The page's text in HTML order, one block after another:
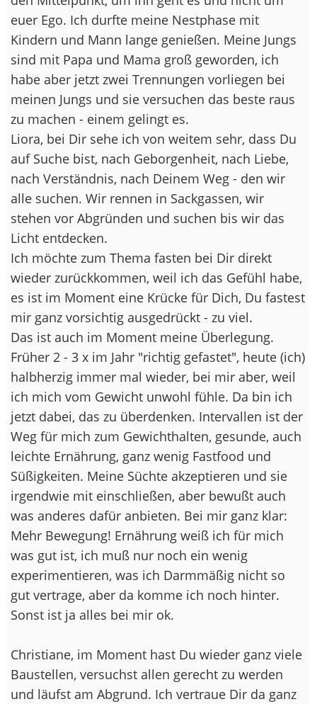
euer Ego. Ich durfte meine Nestphase mit
Kindern und Mann lange genießen. Meine Jungs
sind mit Papa und Mama groß geworden, ich
habe aber jetzt zwei Trennungen vorliegen bei
meinen Jungs und sie versuchen das beste raus
zu machen - einem gelingt es.
Liora, bei Dir sehe ich von weitem sehr, dass Du
auf Suche bist, nach Geborgenheit, nach Liebe,
nach Verständnis, nach Deinem Weg - den wir
alle suchen. Wir rennen in Sackgassen, wir
stehen vor Abgründen und suchen bis wir das
Licht entdecken.
Ich möchte zum Thema fasten bei Dir direkt
wieder zurückkommen, weil ich das Gefühl habe,
es ist im Moment eine Krücke für Dich, Du fastest
mir ganz vorsichtig ausgedrückt - zu viel.
Das ist auch im Moment meine Überlegung.
Früher 2 - 3 x im Jahr "richtig gefastet", heute (ich)
halbherzig immer mal wieder, bei mir aber, weil
ich mich vom Gewicht unwohl fühle. Da bin ich
jetzt dabei, das zu überdenken. Intervallen ist der
Weg für mich zum Gewichthalten, gesunde, auch
leichte Ernährung, ganz wenig Fastfood und
Süßigkeiten. Meine Süchte akzeptieren und sie
irgendwie mit einschließen, aber bewußt auch
was anderes dafür anbieten. Bei mir ganz klar:
Mehr Bewegung! Ernährung weiß ich für mich
was gut ist, ich muß nur noch ein wenig
experimentieren, was ich Darmmäßig nicht so
gut vertrage, aber da komme ich noch hinter.
Sonst ist ja alles bei mir ok.
Christiane, im Moment hast Du wieder ganz viele
Baustellen, versuchst allen gerecht zu werden
und läufst am Abgrund. Ich vertraue Dir da ganz